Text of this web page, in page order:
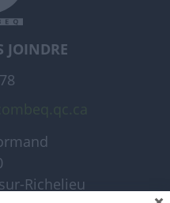
JOINDRE
Richelieu